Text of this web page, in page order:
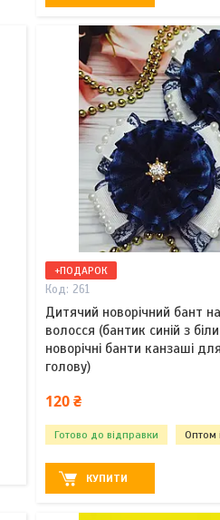
+ПОДАРОК
261
Дитячий новорічний бант
волосся (бантик синій з
новорічні банти канзаші
голову)
120 ₴
Готово до відправки Оптом
КУПИТИ